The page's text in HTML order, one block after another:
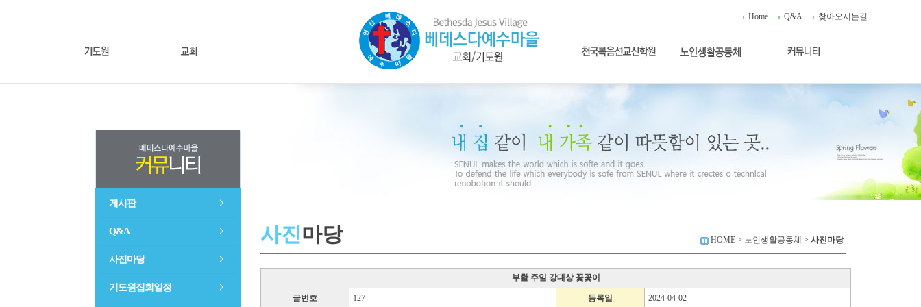
Home Q&A 찾아오시는길
게시판
Q&A
사진마당
기도원집회일정
사진마당 HOME > 노인생활공동체 > 사진마당
부활 주일 강대상 꽃꽃이
글번호 127 등록일 2024-04-02